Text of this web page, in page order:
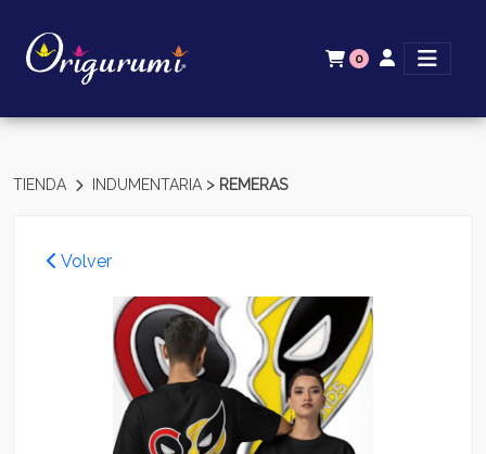
0
TIENDA INDUMENTARIA > REMERAS
Volver